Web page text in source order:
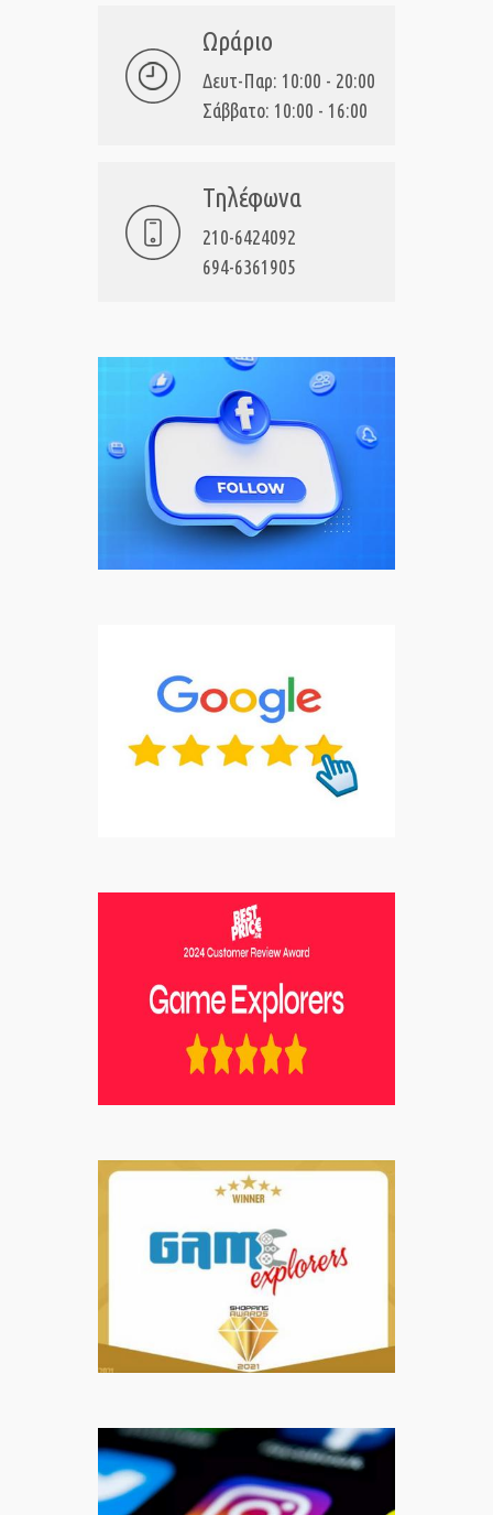
Ωράριο
Δευτ-Παρ: 10:00 - 20:00
Σάββατο: 10:00 - 16:00
Τηλέφωνα
210-6424092
694-6361905